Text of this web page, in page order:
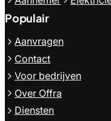
Populair
Aanvragen
Contact
Voor bedrijven
Over Offra
Diensten